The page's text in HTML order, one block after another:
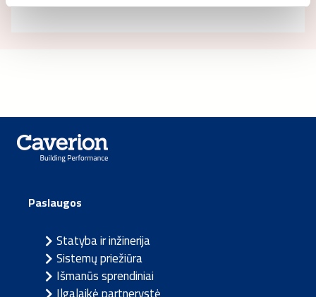
Paslaugos
Statyba ir inžinerija
Sistemų priežiūra
Išmanūs sprendiniai